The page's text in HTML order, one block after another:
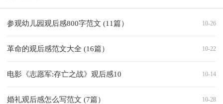
10-26
参观幼儿园观后感800字范文 (11篇）
10-22
革命的观后感范文大全 (16篇）
10-14
电影《志愿军:存亡之战》观后感10
10-28
婚礼观后感怎么写范文 (7篇）